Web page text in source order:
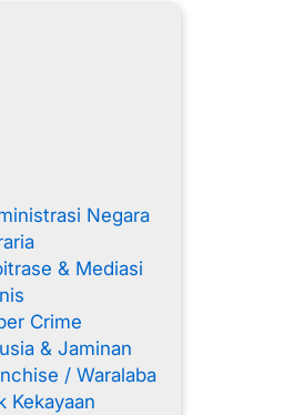
Negara
& Mediasi
Crime
& Jaminan
/ Waralaba
Kekayaan